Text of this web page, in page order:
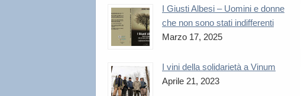
I Giusti Albesi – Uomini e donne
che non sono stati indifferenti
Marzo 17, 2025
I vini della solidarietà a Vinum
Aprile 21, 2023